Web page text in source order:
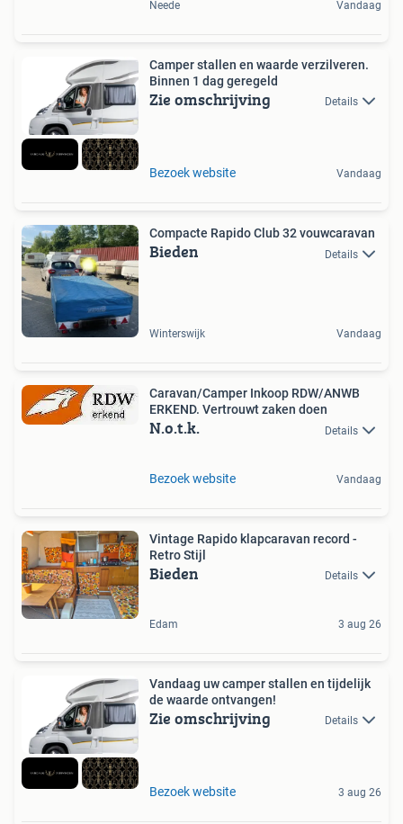
Neede Vandaag
Camper stallen en waarde verzilveren.
Binnen 1 dag geregeld
Zie omschrijving Details
Bezoek website Vandaag
Compacte Rapido Club 32 vouwcaravan
Bieden Details
Winterswijk Vandaag
Caravan/Camper Inkoop RDW/ANWB
ERKEND. Vertrouwt zaken doen
N.o.t.k. Details
Bezoek website Vandaag
Vintage Rapido klapcaravan record -
Retro Stijl
Bieden Details
Edam 3 aug 26
Vandaag uw camper stallen en tijdelijk
de waarde ontvangen!
Zie omschrijving Details
Bezoek website 3 aug 26